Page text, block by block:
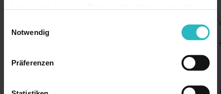
Notwendig
Präferenzen